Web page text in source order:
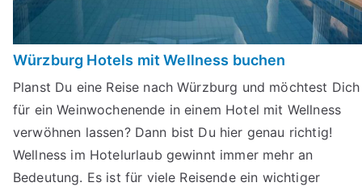
Würzburg Hotels mit Wellness buchen
Planst Du eine Reise nach Würzburg und möchtest Dich
für ein Weinwochenende in einem Hotel mit Wellness
verwöhnen lassen? Dann bist Du hier genau richtig!
Wellness im Hotelurlaub gewinnt immer mehr an
Bedeutung. Es ist für viele Reisende ein wichtiger